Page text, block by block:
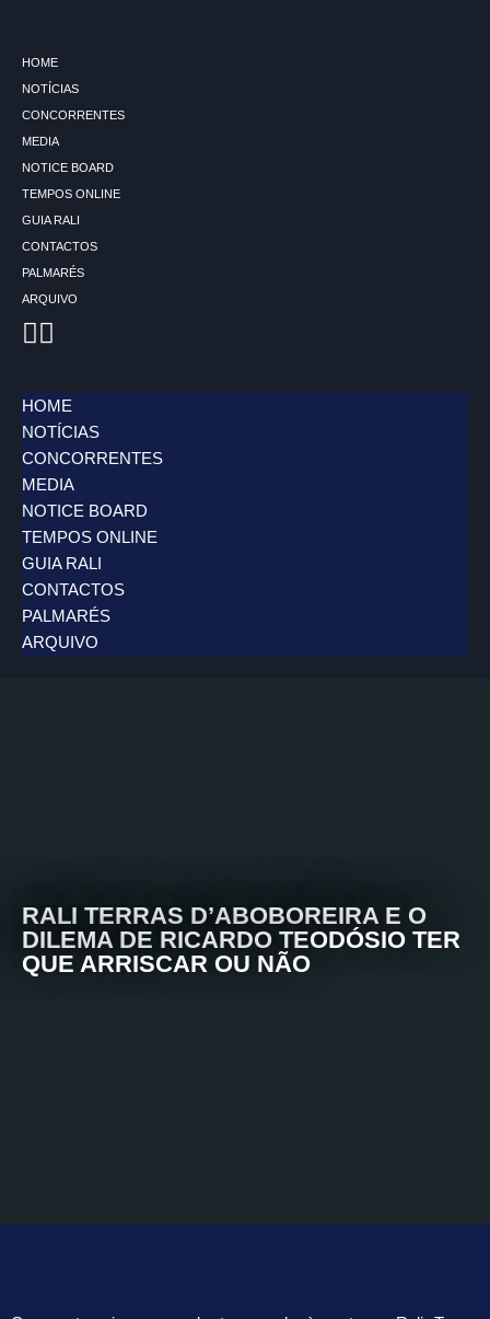
Avançar
para
o
conteúdo
HOME
NOTÍCIAS
CONCORRENTES
MEDIA
NOTICE BOARD
TEMPOS ONLINE
GUIA RALI
CONTACTOS
PALMARÉS
ARQUIVO
HOME
NOTÍCIAS
CONCORRENTES
MEDIA
NOTICE BOARD
TEMPOS ONLINE
GUIA RALI
CONTACTOS
PALMARÉS
ARQUIVO
RALI TERRAS D’ABOBOREIRA E O
DILEMA DE RICARDO TEODÓSIO TER
QUE ARRISCAR OU NÃO